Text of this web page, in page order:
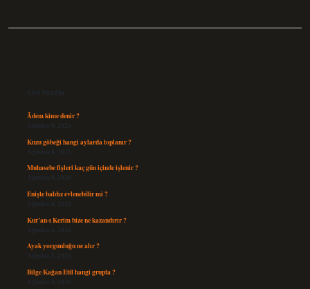
Son Yazılar
Âdem kime denir ?
Ağustos 9, 2026
Kuzu göbeği hangi aylarda toplanır ?
Ağustos 8, 2026
Muhasebe fişleri kaç gün içinde işlenir ?
Ağustos 8, 2026
Enişte baldız evlenebilir mi ?
Ağustos 6, 2026
Kur’an-ı Kerim bize ne kazandırır ?
Ağustos 6, 2026
Ayak yorgunluğu ne alır ?
Ağustos 5, 2026
Bilge Kağan Etil hangi grupta ?
Ağustos 4, 2026